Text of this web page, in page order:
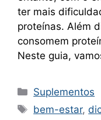
ter mais
proteínas. Além
consomem
Neste guia,
Categorias
Suplementos
Tags
bem-estar,